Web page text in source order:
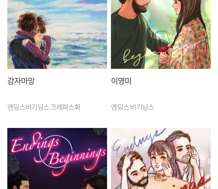
감자마망
엔딩스비기닝스 크레파스화
이영미
엔딩스 비기닝스